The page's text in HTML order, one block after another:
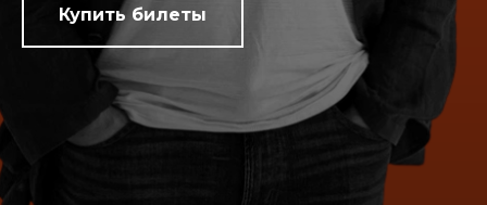
Купить билеты